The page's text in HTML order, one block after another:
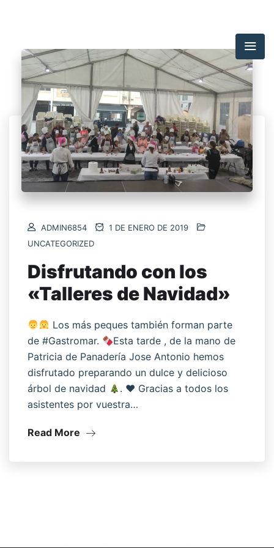
ADMIN6854
1 DE ENERO DE 2019
UNCATEGORIZED
Disfrutando con los
«Talleres de Navidad»
Los más peques también forman parte
de #Gastromar.
Esta tarde , de la mano de
Patricia de Panadería Jose Antonio hemos
disfrutado preparando un dulce y delicioso
árbol de navidad
. ♥️ Gracias a todos los
asistentes por vuestra…
Read More